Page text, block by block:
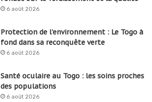
6 août 2026
Protection de l’environnement : Le Togo à
fond dans sa reconquête verte
6 août 2026
Santé oculaire au Togo : les soins proches
des populations
6 août 2026